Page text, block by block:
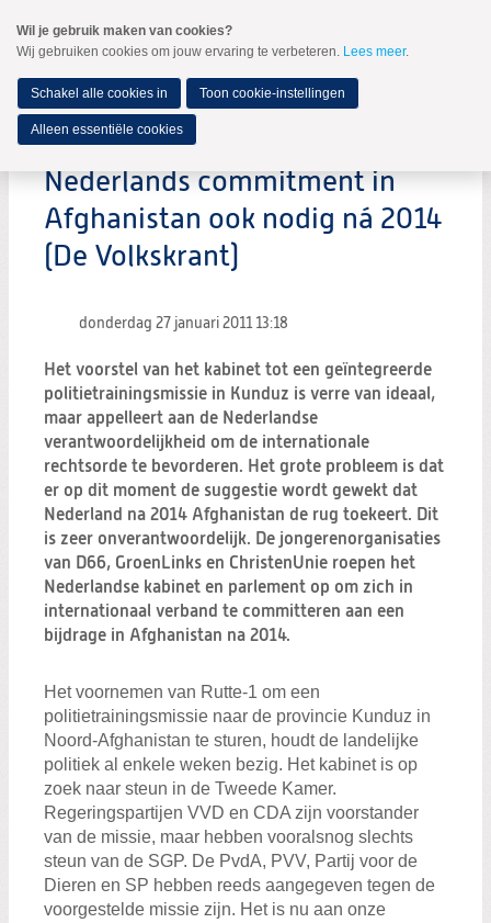
naar
Spring
de
inhoud
Spring
naar
hoofdmenu
MENU
Zoeken:
Zoeken
Nederlands commitment in
Afghanistan ook nodig ná 2014
(De Volkskrant)
donderdag 27 januari 2011 13:18
Het voorstel van het kabinet tot een geïntegreerde
politietrainingsmissie in Kunduz is verre van ideaal,
maar appelleert aan de Nederlandse
verantwoordelijkheid om de internationale
rechtsorde te bevorderen. Het grote probleem is dat
er op dit moment de suggestie wordt gewekt dat
Nederland na 2014 Afghanistan de rug toekeert. Dit
is zeer onverantwoordelijk. De jongerenorganisaties
van D66, GroenLinks en ChristenUnie roepen het
Nederlandse kabinet en parlement op om zich in
internationaal verband te committeren aan een
bijdrage in Afghanistan na 2014.
Het voornemen van Rutte-1 om een
politietrainingsmissie naar de provincie Kunduz in
Noord-Afghanistan te sturen, houdt de landelijke
politiek al enkele weken bezig. Het kabinet is op
zoek naar steun in de Tweede Kamer.
Regeringspartijen VVD en CDA zijn voorstander
van de missie, maar hebben vooralsnog slechts
steun van de SGP. De PvdA, PVV, Partij voor de
Dieren en SP hebben reeds aangegeven tegen de
voorgestelde missie zijn. Het is nu aan onze
Wil je gebruik maken van cookies?
Wij gebruiken cookies om jouw ervaring te verbeteren. Lees meer.
Schakel alle cookies in Toon cookie-instellingen
Alleen essentiële cookies